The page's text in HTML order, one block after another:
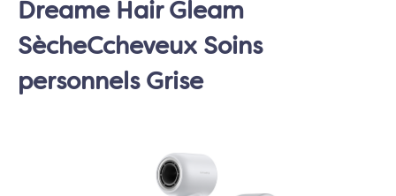
Dreame Hair Gleam
SècheCcheveux Soins
personnels Grise